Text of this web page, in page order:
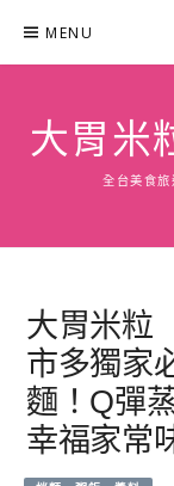
content
MENU
大胃米
全台美食旅
大胃米粒
市多獨家
麵！Q彈
幸福家常